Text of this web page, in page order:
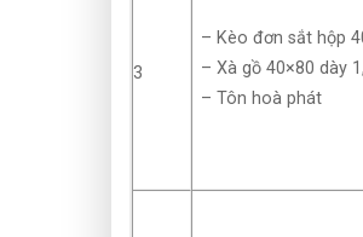
3
– Kèo đơn sắt hộp
– Xà gồ 40×80 dày
– Tôn hoà phát